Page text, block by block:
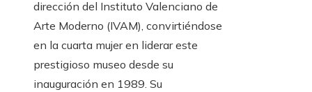
dirección del Instituto Valenciano de
Arte Moderno (IVAM), convirtiéndose
en la cuarta mujer en liderar este
prestigioso museo desde su
inauguración en 1989. Su